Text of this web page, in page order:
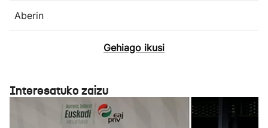
Aberin
Gehiago ikusi
Interesatuko zaizu